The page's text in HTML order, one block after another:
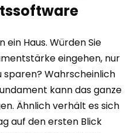
ein Haus. Würden Sie
eingehen, nur
sparen? Wahrscheinlich
kann das ganze
Ähnlich verhält es sich
auf den ersten Blick